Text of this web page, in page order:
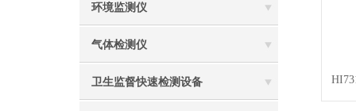
环境监测仪
气体检测仪
卫生监督快速检测设备